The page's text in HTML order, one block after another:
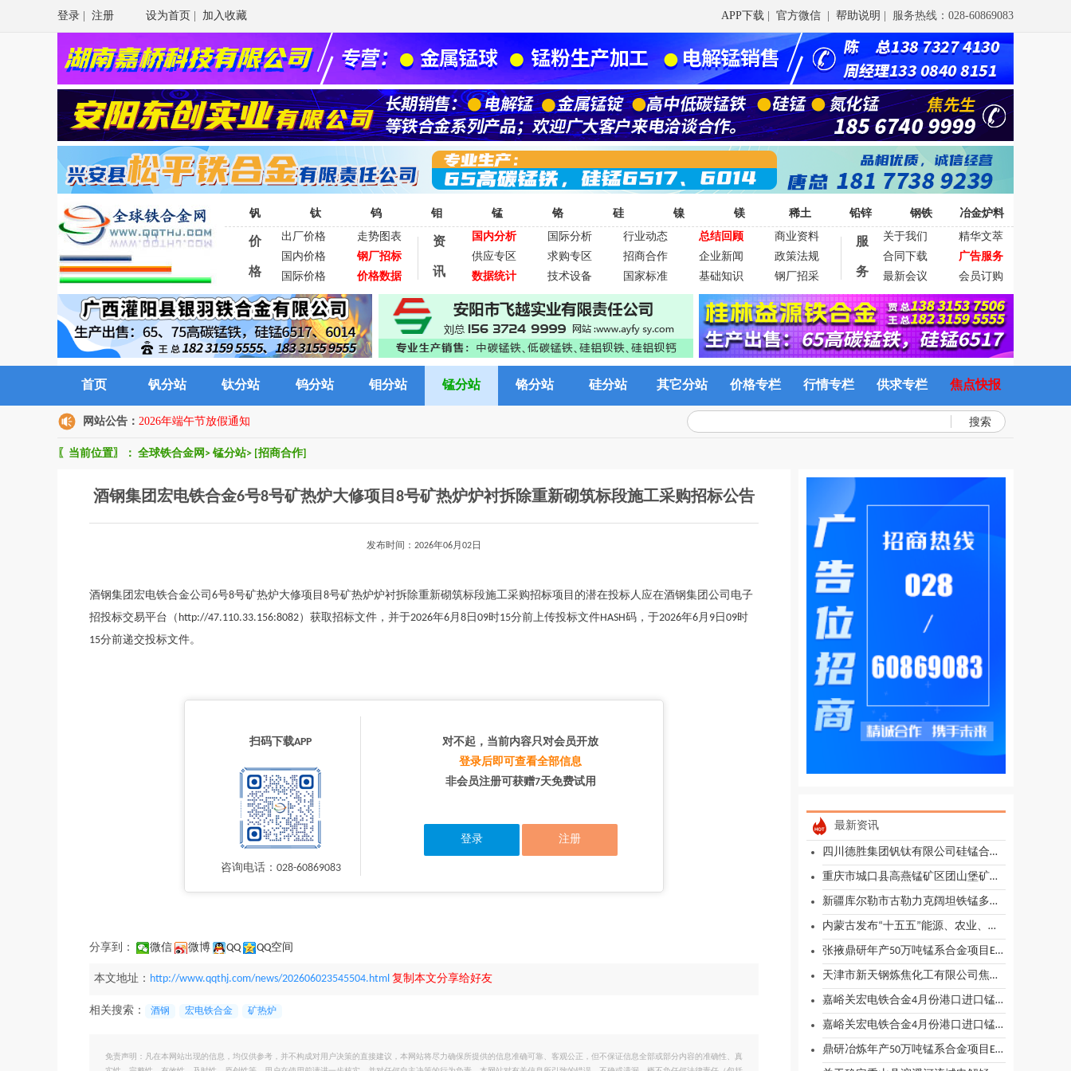
登录 注册 设为首页 加入收藏 APP下载 官方微信 帮助说明 | 服务热线：028-60869083
钒 钛 钨 钼 锰 铬 硅 镍 镁 稀土 铅锌 钢铁 冶金炉料
价
格
出厂价格
走势图表
国内价格
钢厂招标
国际价格
价格数据
资
讯
国内分析 国际分析 行业动态 总结回顾
商业资料
供应专区
求购专区 招商合作 企业新闻
政策法规
数据统计
技术设备 国家标准 基础知识 钢厂招采
服
务
关于我们
精华文萃
合同下载
广告服务
最新会议
会员订购
首页 钒分站 钛分站 钨分站 钼分站 锰分站 铬分站 硅分站 其它分站 价格专栏 行情专栏 供求专栏 焦点快报
网站公告： 2026年端午节放假通知 搜索
〖当前位置〗： 全球铁合金网 > 锰分站> [招商合作]
酒钢集团宏电铁合金6号8号矿热炉大修项目8号矿热炉炉衬拆除重新砌筑标段施工采购招标公告
发布时间：2026年06月02日
酒钢集团宏电铁合金公司6号8号矿热炉大修项目8号矿热炉炉衬拆除重新砌筑标段施工采购招标项目的潜在投标人应在酒钢集团公司电子
招投标交易平台（http://47.110.33.156:8082）获取招标文件，并于2026年6月8日09时15分前上传投标文件HASH码，于2026年6月9日09时
15分前递交投标文件。
扫码下载APP
咨询电话：028-60869083
对不起，当前内容只对会员开放
登录后即可查看全部信息
非会员注册可获赠7天免费试用
登录 注册
分享到： 微信 微博 QQ QQ空间
本文地址： http://www.qqthj.com/news/202606023545504.html 复制本文分享给好友
相关搜索： 酒钢 宏电铁合金 矿热炉
免责声明：凡在本网站出现的信息，均仅供参考，并不构成对用户决策的直接建议，本网站将尽力确保所提供的信息准确可靠、客观公正，但不保证信息全部或部分内容的准确性、真
最新资讯
四川德胜集团钒钛有限公司硅锰合金运输的询价
重庆市城口县高燕锰矿区团山堡矿段普查(CQS26C00794)公开招标公告
新疆库尔勒市古勒力克阔坦铁锰多金属矿勘查探矿权挂牌出让公告
内蒙古发布“十五五”能源、农业、生态、文旅施政思路
张掖鼎研年产50万吨锰系合金项目EPC工程总承包中标结果
天津市新天钢炼焦化工有限公司焦化产能出让公告
嘉峪关宏电铁合金4月份港口进口锰矿招标成交公示
嘉峪关宏电铁合金4月份港口进口锰矿招标评标信息
鼎研冶炼年产50万吨锰系合金项目EPC中标公告